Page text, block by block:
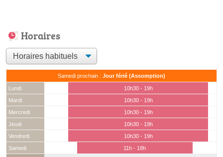
Horaires
Samedi prochain : Jour férié (Assomption)
Lundi
10h30 - 19h
Mardi
10h30 - 19h
Mercredi
10h30 - 19h
Jeudi
10h30 - 19h
Vendredi
10h30 - 19h
Samedi
11h - 18h